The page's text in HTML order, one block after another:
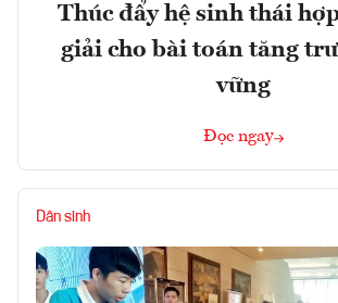
Thúc đẩy hệ sinh thái
giải cho bài toán tăng
vững
Đọc ngay
Dân sinh